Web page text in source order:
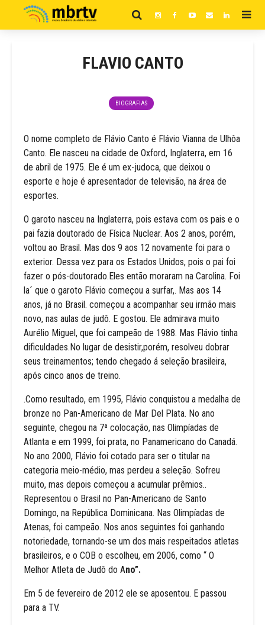
FLAVIO CANTO
BIOGRAFIAS
O nome completo de Flávio Canto é Flávio Vianna de Ulhôa
Canto. Ele nasceu na cidade de Oxford, Inglaterra, em 16
de abril de 1975. Ele é um ex-judoca, que deixou o
esporte e hoje é apresentador de televisão, na área de
esportes.
O garoto nasceu na Inglaterra, pois estava com os pais e o
pai fazia doutorado de Física Nuclear. Aos 2 anos, porém,
voltou ao Brasil. Mas dos 9 aos 12 novamente foi para o
exterior. Dessa vez para os Estados Unidos, pois o pai foi
fazer o pós-doutorado.Eles então moraram na Carolina. Foi
la´ que o garoto Flávio começou a surfar,. Mas aos 14
anos, já no Brasil. começou a acompanhar seu irmão mais
novo, nas aulas de judô. E gostou. Ele admirava muito
Aurélio Miguel, que foi campeão de 1988. Mas Flávio tinha
dificuldades.No lugar de desistir,porém, resolveu dobrar
seus treinamentos; tendo chegado á seleção brasileira,
após cinco anos de treino.
.Como resultado, em 1995, Flávio conquistou a medalha de
bronze no Pan-Americano de Mar Del Plata. No ano
seguinte, chegou na 7ª colocação, nas Olimpíadas de
Atlanta e em 1999, foi prata, no Panamericano do Canadá.
No ano 2000, Flávio foi cotado para ser o titular na
categoria meio-médio, mas perdeu a seleção. Sofreu
muito, mas depois começou a acumular prêmios..
Representou o Brasil no Pan-Americano de Santo
Domingo, na República Dominicana. Nas Olimpíadas de
Atenas, foi campeão. Nos anos seguintes foi ganhando
notoriedade, tornando-se um dos mais respeitados atletas
brasileiros, e o COB o escolheu, em 2006, como “ O
Melhor Atleta de Judô do Ano”.
Em 5 de fevereiro de 2012 ele se aposentou. E passou
para a TV.